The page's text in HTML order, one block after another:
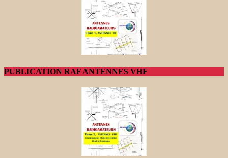
PUBLICATION RAF ANTENNES VHF